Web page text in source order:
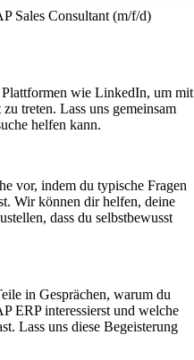
Sales Consultant (m/f/d)
wie LinkedIn, um mit
treten. Lass uns gemeinsam
helfen kann.
vor, indem du typische Fragen
Wir können dir helfen, deine
dass du selbstbewusst
in Gesprächen, warum du
ERP interessierst und welche
Lass uns diese Begeisterung